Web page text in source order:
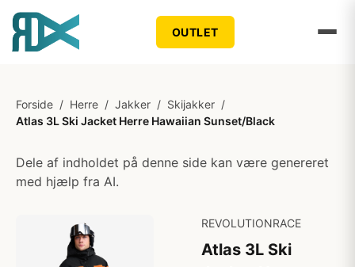
OUTLET
Forside / Herre / Jakker / Skijakker /
Atlas 3L Ski Jacket Herre Hawaiian Sunset/Black
Dele af indholdet på denne side kan være genereret
med hjælp fra AI.
REVOLUTIONRACE
Atlas 3L Ski